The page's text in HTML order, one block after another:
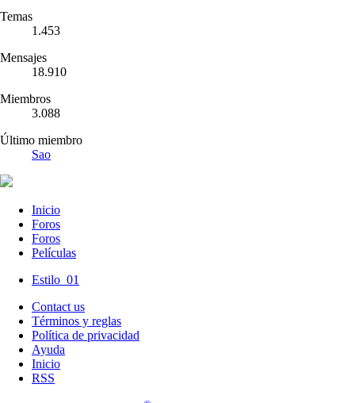
Temas
1.453
Mensajes
18.910
Miembros
3.088
Último miembro
Sao
Inicio
Foros
Foros
Películas
Estilo_01
Contact us
Términos y reglas
Política de privacidad
Ayuda
Inicio
RSS